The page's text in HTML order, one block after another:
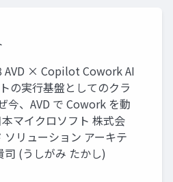
AVD × Copilot Cowork AI
の実行基盤としてのクラ
今、AVD で Cowork を動
マイクロソフト 株式会
ソリューション アーキテ
司 (うしがみ たかし)